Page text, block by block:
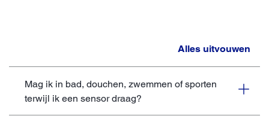
Alles uitvouwen
Mag ik in bad, douchen, zwemmen of sporten
terwijl ik een sensor draag?